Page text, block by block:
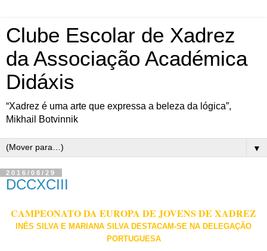
Clube Escolar de Xadrez
da Associação Académica
Didáxis
“Xadrez é uma arte que expressa a beleza da lógica”,
Mikhail Botvinnik
▼
2016/08/29
DCCXCIII
CAMPEONATO DA EUROPA DE JOVENS DE XADREZ
INÊS SILVA E MARIANA SILVA DESTACAM-SE NA DELEGAÇÃO
PORTUGUESA